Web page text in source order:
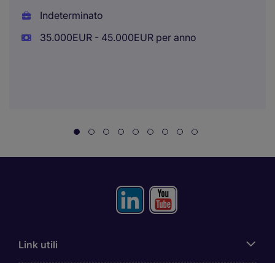
Indeterminato
35.000EUR - 45.000EUR per anno
Link utili